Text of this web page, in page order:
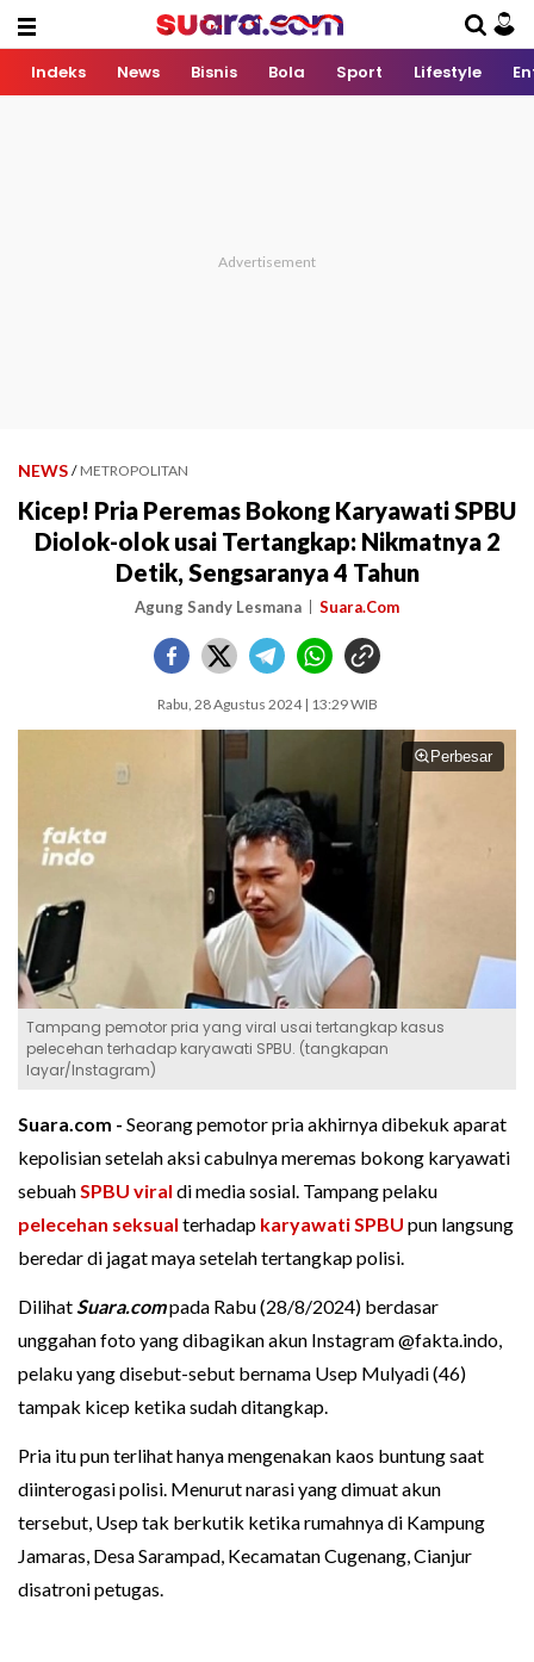
Indeks News Bisnis Bola Sport Lifestyle
NEWS / METROPOLITAN
Kicep! Pria Peremas Bokong Karyawati SPBU
Diolok-olok usai Tertangkap: Nikmatnya 2
Detik, Sengsaranya 4 Tahun
Agung Sandy Lesmana Suara.Com
Rabu, 28 Agustus 2024 | 13:29 WIB
Perbesar
Tampang pemotor pria yang viral usai tertangkap kasus
pelecehan terhadap karyawati SPBU. (tangkapan
layar/Instagram)
Suara.com - Seorang pemotor pria akhirnya dibekuk aparat
kepolisian setelah aksi cabulnya meremas bokong karyawati
sebuahSPBU viral di media sosial. Tampang pelaku
pelecehan seksual terhadap karyawati SPBU pun langsung
beredar di jagat maya setelah tertangkap polisi.
DilihatSuara.compada Rabu (28/8/2024) berdasar
unggahan foto yang dibagikan akun Instagram @fakta.indo,
pelaku yang disebut-sebut bernama Usep Mulyadi (46)
tampak kicep ketika sudah ditangkap.
Pria itu pun terlihat hanya mengenakan kaos buntung saat
diinterogasi polisi. Menurut narasi yang dimuat akun
tersebut, Usep tak berkutik ketika rumahnya di Kampung
Jamaras, Desa Sarampad, Kecamatan Cugenang, Cianjur
disatroni petugas.